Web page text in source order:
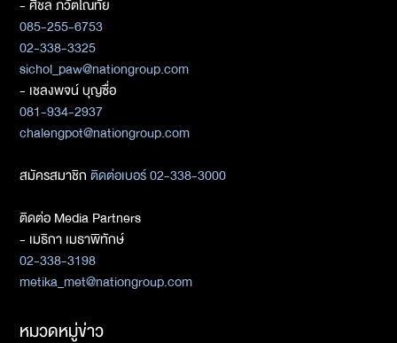
- ศิชล ภวัตโณทัย
085-255-6753
02-338-3325
sichol_paw@nationgroup.com
- เชลงพจน์ บุญซื่อ
081-934-2937
chalengpot@nationgroup.com
สมัครสมาชิกติดต่อเบอร์ 02-338-3000
ติดต่อ Media Partners
- เมธิกา เมธาพิทักษ์
02-338-3198
metika_met@nationgroup.com
หมวดหมู่ข่าว